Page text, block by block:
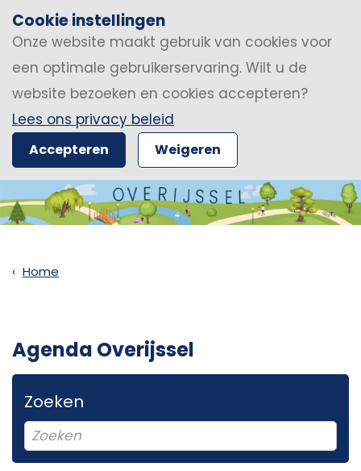
Cookie instellingen
Onze website maakt gebruik van cookies voor
een optimale gebruikerservaring. Wilt u de
website bezoeken en cookies accepteren?
Lees ons privacy beleid
Accepteren Weigeren
Home
Agenda Overijssel
Zoeken